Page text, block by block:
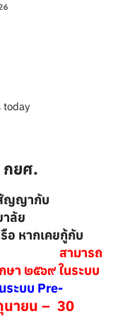
today
กยศ.
ญญากับ
ลัย
อ หากเคยกู้กับ
ก่า สามารถ
ษา ๒๕๖๙ ในระบบ
ระบบ Pre-
นายน – 30